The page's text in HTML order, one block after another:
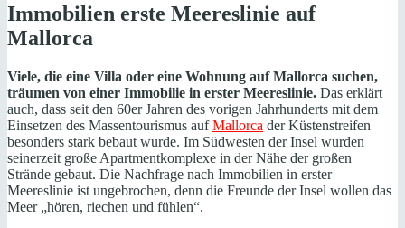
Immobilien erste Meereslinie auf
Mallorca
Viele, die eine Villa oder eine Wohnung auf Mallorca suchen,
träumen von einer Immobilie in erster Meereslinie. Das erklärt
auch, dass seit den 60er Jahren des vorigen Jahrhunderts mit dem
Einsetzen des Massentourismus aufMallorca der Küstenstreifen
besonders stark bebaut wurde. Im Südwesten der Insel wurden
seinerzeit große Apartmentkomplexe in der Nähe der großen
Strände gebaut. Die Nachfrage nach Immobilien in erster
Meereslinie ist ungebrochen, denn die Freunde der Insel wollen das
Meer „hören, riechen und fühlen“.